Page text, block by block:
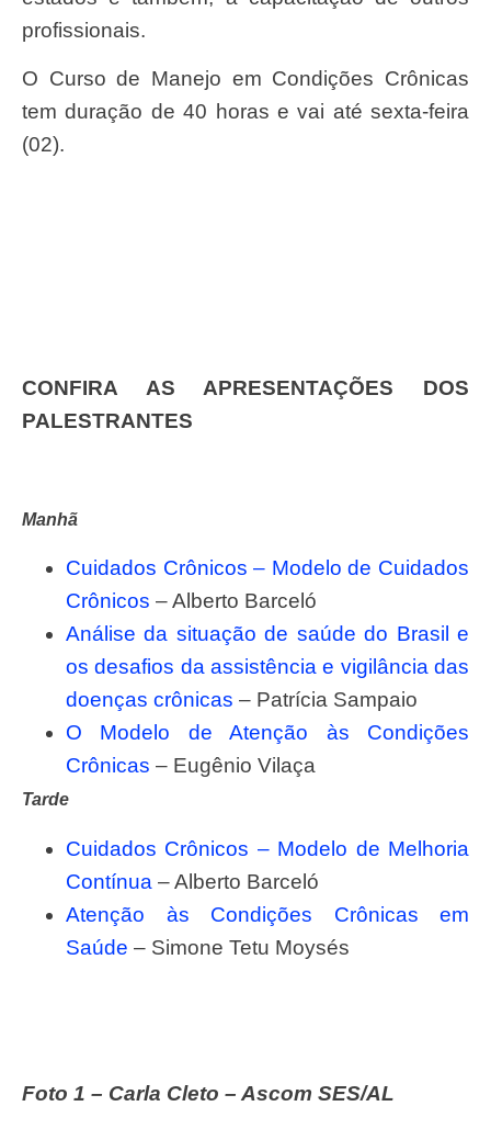
profissionais.
O Curso de Manejo em Condições Crônicas
tem duração de 40 horas e vai até sexta-feira
(02).
CONFIRA AS APRESENTAÇÕES DOS
PALESTRANTES
Manhã
Cuidados Crônicos – Modelo de Cuidados
Crônicos – Alberto Barceló
Análise da situação de saúde do Brasil e
os desafios da assistência e vigilância das
doenças crônicas – Patrícia Sampaio
O Modelo de Atenção às Condições
Crônicas – Eugênio Vilaça
Tarde
Cuidados Crônicos – Modelo de Melhoria
Contínua – Alberto Barceló
Atenção às Condições Crônicas em
Saúde – Simone Tetu Moysés
Foto 1 – Carla Cleto – Ascom SES/AL